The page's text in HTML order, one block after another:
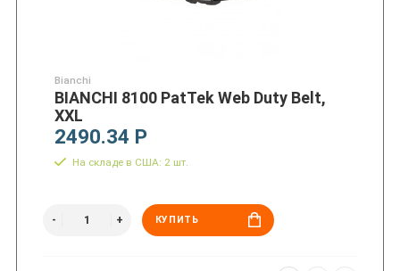
Bianchi
BIANCHI 8100 PatTek Web Duty Belt,
XXL
2490.34 Р
На складе в США: 2 шт.
КУПИТЬ